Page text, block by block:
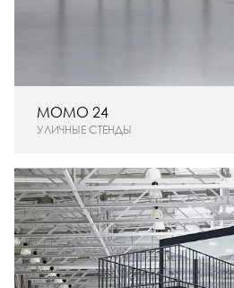
УЛИЧНЫЕ СТЕНДЫ
MOMO 24